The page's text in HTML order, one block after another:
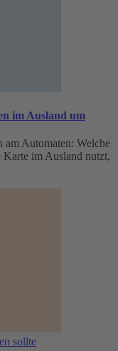
im Ausland um
am Automaten: Welche
im Ausland nutzt,
sollte